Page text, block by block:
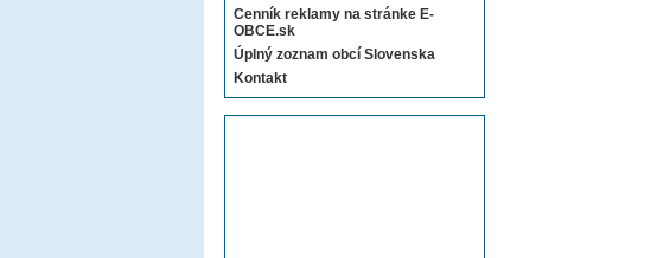
Cenník reklamy na stránke E-
OBCE.sk
Úplný zoznam obcí Slovenska
Kontakt